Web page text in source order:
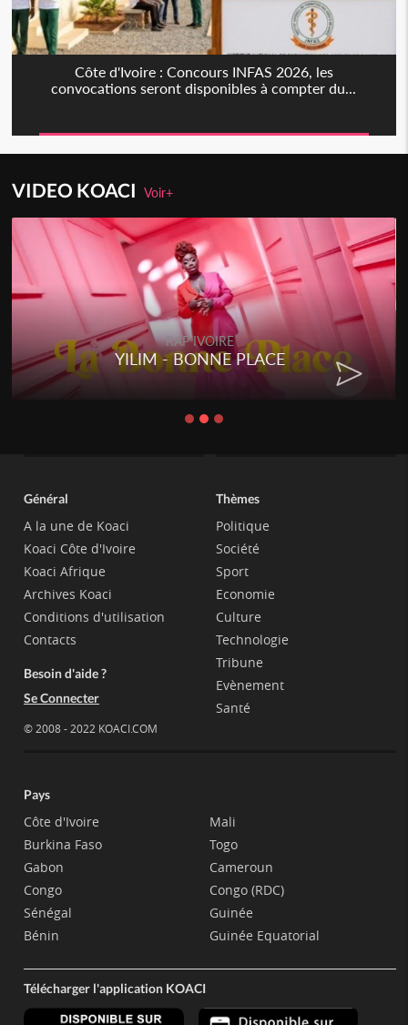
Côte d'Ivoire : Concours INFAS 2026, les
convocations seront disponibles à compter du...
VIDEO KOACIVoir+
RAP IVOIRE
YILIM - BONNE PLACE
Général
A la une de Koaci
Koaci Côte d'Ivoire
Koaci Afrique
Archives Koaci
Conditions d'utilisation
Contacts
Besoin d'aide ?
Se Connecter
© 2008 - 2022 KOACI.COM
Thèmes
Politique
Société
Sport
Economie
Culture
Technologie
Tribune
Evènement
Santé
Pays
Côte d'Ivoire
Burkina Faso
Gabon
Congo
Sénégal
Bénin
Mali
Togo
Cameroun
Congo (RDC)
Guinée
Guinée Equatorial
Télécharger l'application KOACI